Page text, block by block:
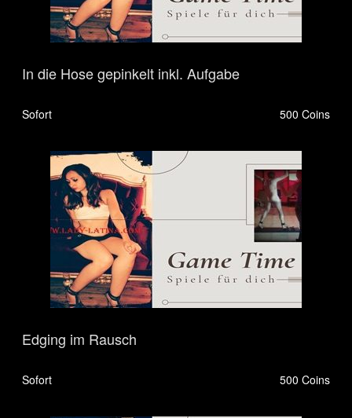
In die Hose gepinkelt inkl. Aufgabe
Sofort 500 Coins
Edging im Rausch
Sofort 500 Coins